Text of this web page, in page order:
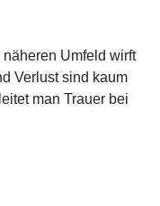
Umfeld wirft
Verlust sind kaum
man Trauer bei